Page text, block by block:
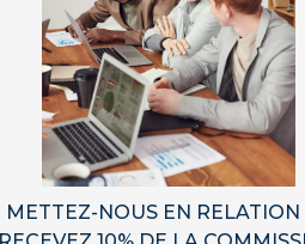
METTEZ-NOUS EN RELATION